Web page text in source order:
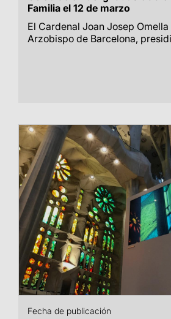
Familia el 12 de marzo
El Cardenal Joan Josep Omella
Arzobispo de Barcelona,
Fecha de publicación